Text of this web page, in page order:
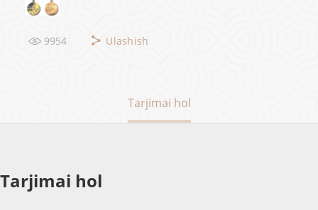
9954 Ulashish
Tarjimai hol
Tarjimai hol